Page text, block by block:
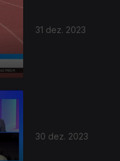
31 dez. 2023
30 dez. 2023